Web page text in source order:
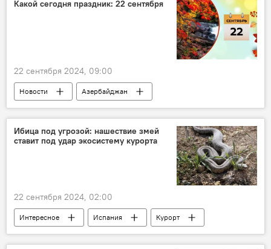
Какой сегодня праздник: 22 сентября
22 сентября 2024, 09:00
Новости
Азербайджан
Великобритания
Италия
Бразилия
Культура
Кинематограф
История
Баку
Бакинский международный морской торговый порт
Кто сегодня родился
Какой сегодня праздник
Ибица под угрозой: нашествие змей
ставит под удар экосистему курорта
22 сентября 2024, 02:00
Интересное Испания
Курорт
остров
Змеи Экология